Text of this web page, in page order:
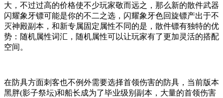
大，不过过高的价格使不少玩家敬而远之，那么新的散件武器
闪耀象牙镖可能是你的不二之选，闪耀象牙色回旋镖产出于不
灭神殿副本，和新专属固定属性不同的是，散件镖有独特的优
势：随机属性词汇，随机属性可以让玩家有了更加灵活的搭配
空间。
在防具方面刺客也不例外需要选择首领伤害的防具，当前版本
黑胖(影子祭坛)和船长成为了毕业级别副本，大量的首领伤害